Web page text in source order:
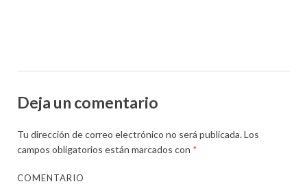
Deja un comentario
Tu dirección de correo electrónico no será publicada.Los
campos obligatorios están marcados con *
COMENTARIO